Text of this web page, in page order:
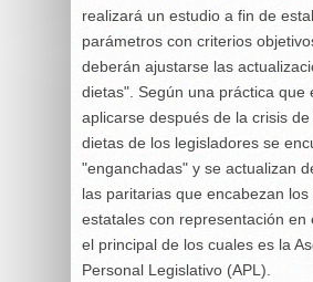
realizará un estudio a fin de
parámetros con criterios
deberán ajustarse las
dietas". Según una práctica que
aplicarse después de la crisis
dietas de los legisladores se
"enganchadas" y se actualizan
las paritarias que encabezan los
estatales con representación en
el principal de los cuales es la
Personal Legislativo (APL).